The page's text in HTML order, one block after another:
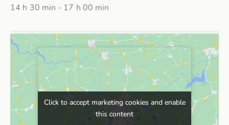
14 h 30 min - 17 h 00 min
Click to accept marketing cookies and enable
this content
Click to accept marketing cookies and enable
this content